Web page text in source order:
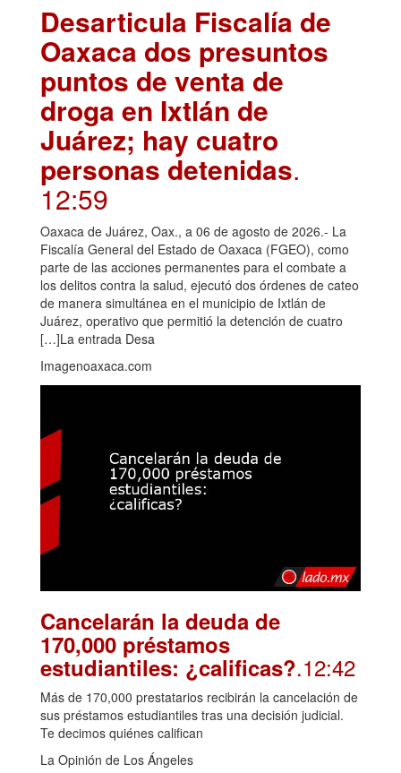
Desarticula Fiscalía de
Oaxaca dos presuntos
puntos de venta de
droga en Ixtlán de
Juárez; hay cuatro
personas detenidas.
12:59
Oaxaca de Juárez, Oax., a 06 de agosto de 2026.- La
Fiscalía General del Estado de Oaxaca (FGEO), como
parte de las acciones permanentes para el combate a
los delitos contra la salud, ejecutó dos órdenes de cateo
de manera simultánea en el municipio de Ixtlán de
Juárez, operativo que permitió la detención de cuatro
[…]La entrada Desa
Imagenoaxaca.com
Cancelarán la deuda de
170,000 préstamos
estudiantiles: ¿calificas?.12:42
Más de 170,000 prestatarios recibirán la cancelación de
sus préstamos estudiantiles tras una decisión judicial.
Te decimos quiénes califican
La Opinión de Los Ángeles